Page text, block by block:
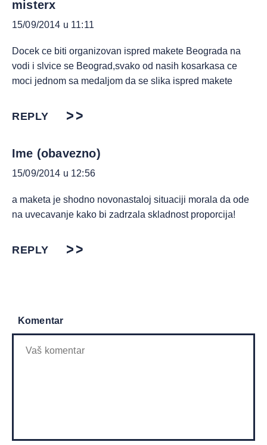
misterx
15/09/2014 u 11:11
Docek ce biti organizovan ispred makete Beograda na
vodi i slvice se Beograd,svako od nasih kosarkasa ce
moci jednom sa medaljom da se slika ispred makete
REPLY
Ime (obavezno)
15/09/2014 u 12:56
a maketa je shodno novonastaloj situaciji morala da ode
na uvecavanje kako bi zadrzala skladnost proporcija!
REPLY
Komentar